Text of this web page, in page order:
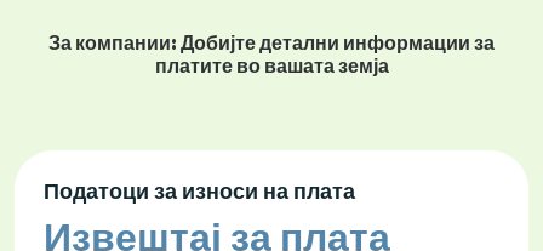
За компании: Добијте детални информации за
платите во вашата земја
Податоци за износи на плата
Извештај за плата